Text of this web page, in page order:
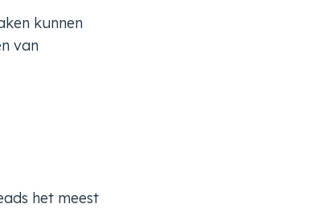
kunnen
van
het meest